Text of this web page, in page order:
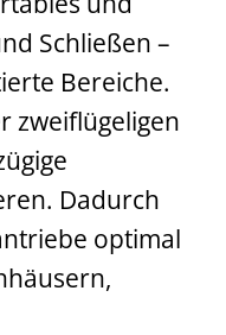
Schließen –
Bereiche.
zweiflügeligen
Dadurch
optimal